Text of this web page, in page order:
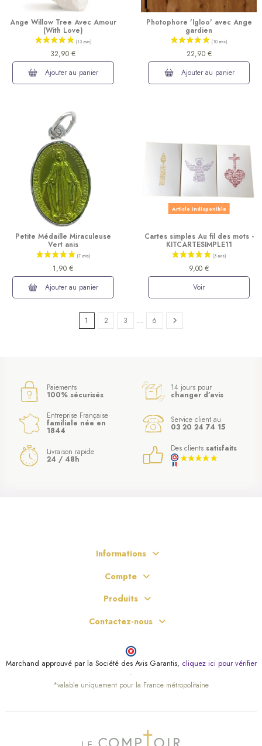
(10 avis)
Ange Willow Tree Avec Amour
(With Love)
32,90 €
Ajouter au panier
Photophore 'Igloo' avec Ange
gardien
22,90 €
Ajouter au panier
Petite Médaille Miraculeuse
Vert anis
1,90 €
Ajouter au panier
Article indisponible
Cartes simples Au fil des mots -
KITCARTESIMPLE11
9,00 €
Voir
1 2 3 … 6
Paiements
100% sécurisés
14 jours pour
changer d’avis
Entreprise Française
familiale née en
1844
Service client au
03 20 24 74 15
Livraison rapide
24 / 48h
Des clients satisfaits
Informations
Compte
Produits
Contactez-nous
Marchand approuvé par la Société des Avis Garantis, cliquez ici pour vérifier
.
*valable uniquement pour la France métropolitaine